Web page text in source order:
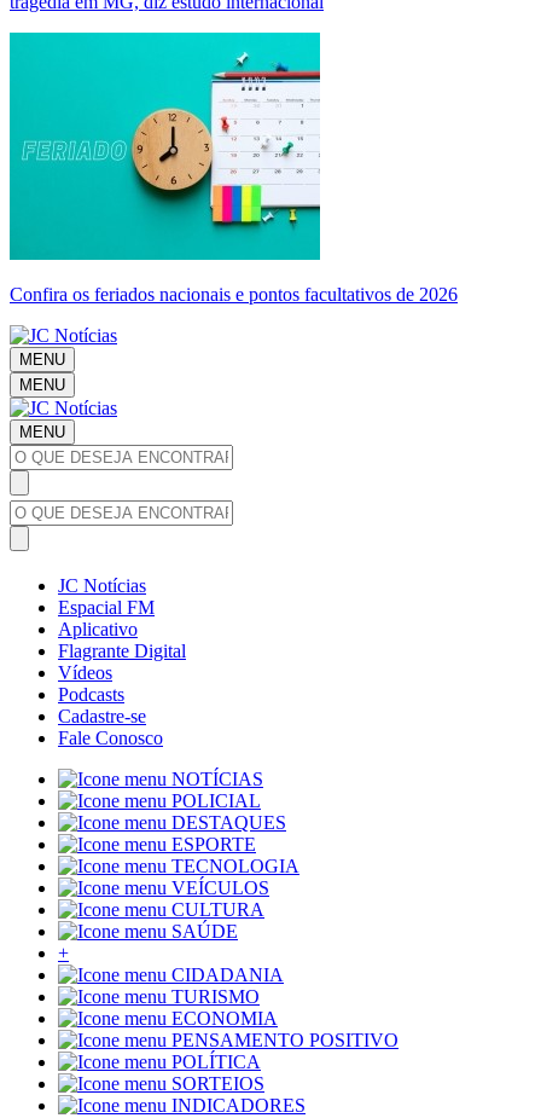
Confira os feriados nacionais e pontos facultativos de 2026
MENU
MENU
MENU
JC Notícias
Espacial FM
Aplicativo
Flagrante Digital
Vídeos
Podcasts
Cadastre-se
Fale Conosco
NOTÍCIAS
POLICIAL
DESTAQUES
ESPORTE
TECNOLOGIA
VEÍCULOS
CULTURA
SAÚDE
+
CIDADANIA
TURISMO
ECONOMIA
PENSAMENTO POSITIVO
POLÍTICA
SORTEIOS
INDICADORES